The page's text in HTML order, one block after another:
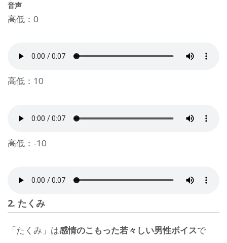
音声
高低：0
高低：10
高低：-10
2. たくみ
「たくみ」は感情のこもった若々しい男性ボイスで